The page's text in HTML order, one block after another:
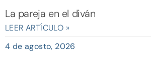
La pareja en el diván
LEER ARTÍCULO »
4 de agosto, 2026